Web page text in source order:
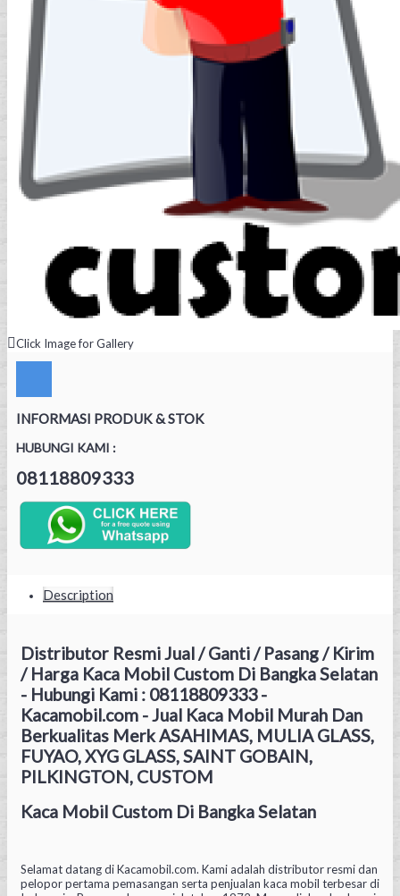
Click Image for Gallery
INFORMASI PRODUK & STOK
HUBUNGI KAMI :
08118809333
Description
Distributor Resmi Jual / Ganti / Pasang / Kirim
/ Harga Kaca Mobil Custom Di Bangka Selatan
- Hubungi Kami : 08118809333 -
Kacamobil.com - Jual Kaca Mobil Murah Dan
Berkualitas Merk ASAHIMAS, MULIA GLASS,
FUYAO, XYG GLASS, SAINT GOBAIN,
PILKINGTON, CUSTOM
Kaca Mobil Custom Di Bangka Selatan
Selamat datang di Kacamobil.com. Kami adalah distributor resmi dan
pelopor pertama pemasangan serta penjualan kaca mobil terbesar di